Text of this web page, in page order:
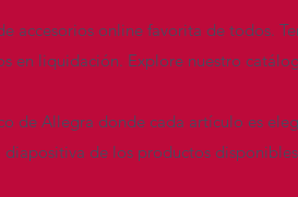
accesorios online favorita de todos.
en liquidación. Explore nuestro
de Allegra donde cada artículo es
de los productos